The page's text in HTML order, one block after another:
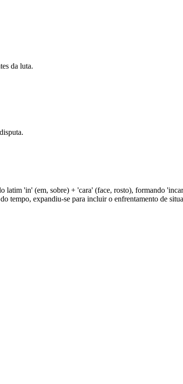
da luta.
'in' (em, sobre) + 'cara' (face, rosto), formando
tempo, expandiu-se para incluir o enfrentamento de